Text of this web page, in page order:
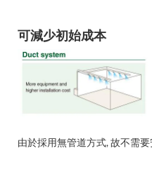
可減少初始成本
由於採用無管道方式, 故不需